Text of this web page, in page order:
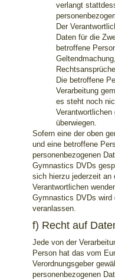
verlangt
Der
Daten für die
betroffene
Die betroffene
Verarbeitung
es steht noch
Verantwortlichen
überwiegen.
Sofern eine der oben
und eine betroffene
personenbezogenen
Gymnastics DVDs
sich hierzu jederzeit an
Verantwortlichen
Gymnastics DVDs wird
veranlassen.
f) Recht auf
Jede von der
Person hat das vom
Verordnungsgeber
personenbezogenen